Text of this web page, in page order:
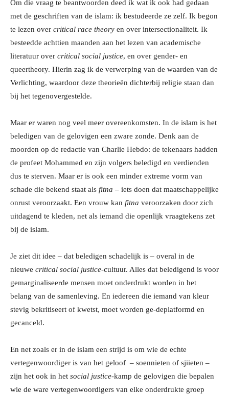
Om die vraag te beantwoorden deed ik wat ik ook had gedaan
met de geschriften van de islam: ik bestudeerde ze zelf. Ik begon
te lezen over critical race theory en over intersectionaliteit. Ik
besteedde achttien maanden aan het lezen van academische
literatuur over critical social justice, en over gender- en
queertheory. Hierin zag ik de verwerping van de waarden van de
Verlichting, waardoor deze theorieën dichterbij religie staan dan
bij het tegenovergestelde.
Maar er waren nog veel meer overeenkomsten. In de islam is het
beledigen van de gelovigen een zware zonde. Denk aan de
moorden op de redactie van Charlie Hebdo: de tekenaars hadden
de profeet Mohammed en zijn volgers beledigd en verdienden
dus te sterven. Maar er is ook een minder extreme vorm van
schade die bekend staat als fitna – iets doen dat maatschappelijke
onrust veroorzaakt. Een vrouw kan fitna veroorzaken door zich
uitdagend te kleden, net als iemand die openlijk vraagtekens zet
bij de islam.
Je ziet dit idee – dat beledigen schadelijk is – overal in de
nieuwe critical social justice-cultuur. Alles dat beledigend is voor
gemarginaliseerde mensen moet onderdrukt worden in het
belang van de samenleving. En iedereen die iemand van kleur
stevig bekritiseert of kwetst, moet worden ge-deplatformd en
gecanceld.
En net zoals er in de islam een strijd is om wie de echte
vertegenwoordiger is van het geloof – soennieten of sjiieten –
zijn het ook in het social justice-kamp de gelovigen die bepalen
wie de ware vertegenwoordigers van elke onderdrukte groep